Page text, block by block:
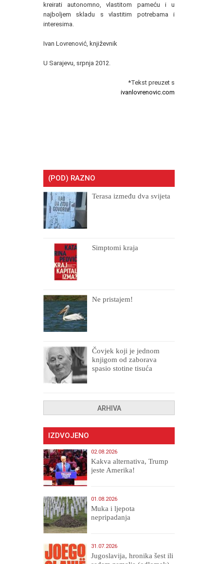
kreirati autonomno, vlastitom pameću i u
najboljem skladu s vlastitim potrebama i
interesima.
Ivan Lovrenović, književnik
U Sarajevu, srpnja 2012.
*Tekst preuzet s
ivanlovrenovic.com
(POD) RAZNO
Terasa između dva svijeta
Simptomi kraja
Ne pristajem!
Čovjek koji je jednom
knjigom od zaborava
spasio stotine tisuća
ARHIVA
IZDVOJENO
02.08.2026
Kakva alternativa, Trump
jeste Amerika!
01.08.2026
Muka i ljepota
nepripadanja
31.07.2026
Jugoslavija, hronika šest ili